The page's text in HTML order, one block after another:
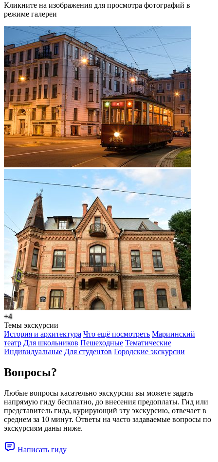
Кликните на изображения для просмотра фотографий в
режиме галереи
+4
Темы экскурсии
История и архитектура Что ещё посмотреть Мариинский
театр Для школьников Пешеходные Тематические
Индивидуальные Для студентов Городские экскурсии
Вопросы?
Любые вопросы касательно экскурсии вы можете задать
напрямую гиду бесплатно, до внесения предоплаты. Гид или
представитель гида, курирующий эту экскурсию, отвечает в
среднем за 10 минут. Ответы на часто задаваемые вопросы по
экскурсиям даны ниже.
Написать гиду